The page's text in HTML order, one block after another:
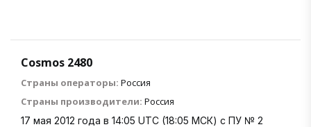
Cosmos 2480
Страны операторы: Россия
Страны производители: Россия
17 мая 2012 года в 14:05 UTC (18:05 МСК) с ПУ № 2